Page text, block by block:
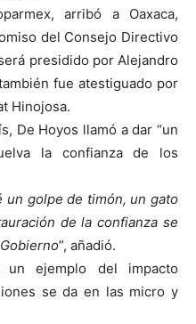
arribó a Oaxaca,
del Consejo Directivo
presidido por Alejandro
fue atestiguado por
Hinojosa.
De Hoyos llamó a dar “un
la confianza de los
un golpe de timón, un gato
de la confianza se
”, añadió.
un ejemplo del impacto
se da en las micro y